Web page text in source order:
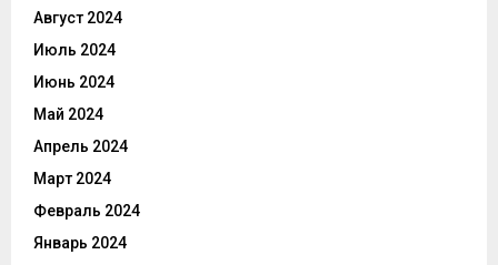
Август 2024
Июль 2024
Июнь 2024
Май 2024
Апрель 2024
Март 2024
Февраль 2024
Январь 2024